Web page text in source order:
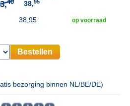
38,95
38,95 op voorraad
Bestellen
bezorging binnen NL/BE/DE)